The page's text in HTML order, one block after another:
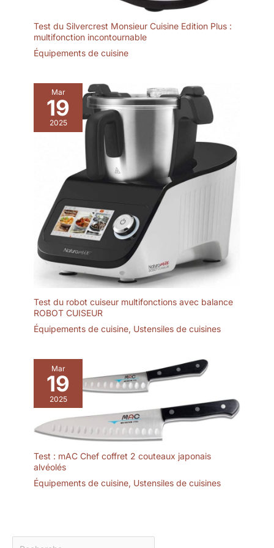
Test du Silvercrest Monsieur Cuisine Edition Plus :
multifonction incontournable
Équipements de cuisine
Mar
19
2025
Test du robot cuiseur multifonctions avec balance
ROBOT CUISEUR
Équipements de cuisine, Ustensiles de cuisines
Mar
19
2025
Test : mAC Chef coffret 2 couteaux japonais
alvéolés
Équipements de cuisine, Ustensiles de cuisines